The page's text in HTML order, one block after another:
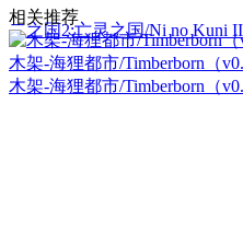
二之国2:亡灵之国/Ni no Kuni
相关推荐
木架-海狸都市/Timberborn（
木架-海狸都市/Timberborn（